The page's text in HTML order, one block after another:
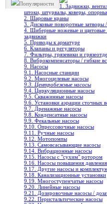
Популярности
1. Задвижки,
штоки, штурвалы, коверы,
2. Шаровые краны
3. Дисковые поворотные затворы /
4. Шиберные ножевые и щитовые
задвижки
5. Приводы к арматуре
6. Клапаны и регуляторы
7. Фильтры, грязевики и
8. Виброкомпенсаторы / гибкие
9. Насосы
9.1. Насосные станции
9.2. Многоцелевые насосы
9.3. Центробежные насосы
9.4. Циркуляционные насосы
9.5. Скважинные насосы
9.6. Установки аэрации сточных
9.7. Дренажные насосы
9.8. Конденсатные насосы
9.9. Фекальные насосы
9.10. Опрессовочные насосы
9.11. Ручные насосы
9.12. Мотопомпы
9.13. Самовсасывающие насосы
9.14. Вибрационные насосы
9.15. Насосы с "сухим" ротором
9.16. Насосы повышения давления
9.17. Другие насосы и
9.18. Канализационные установки
9.19. Многоступенчатые насосы
9.20. Линейные насосы
9.21. Дозировочные насосы /
9.22. Перистальтические насосы